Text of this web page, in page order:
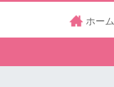
ホーム